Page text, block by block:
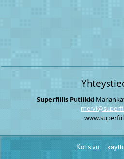
Superfiilis Putiikki
mervi@su
Kotisivu